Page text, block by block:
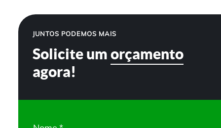
JUNTOS PODEMOS MAIS
Solicite umorçamento
agora!